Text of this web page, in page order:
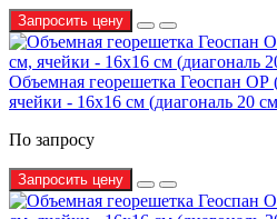
Запросить цену
Объемная георешетка Геоспан
ячейки - 16х16 см (диагональ 20
По запросу
Запросить цену